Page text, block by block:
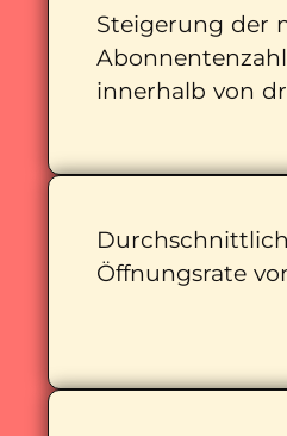
Steigerung der
innerhalb von
Öffnungsrate